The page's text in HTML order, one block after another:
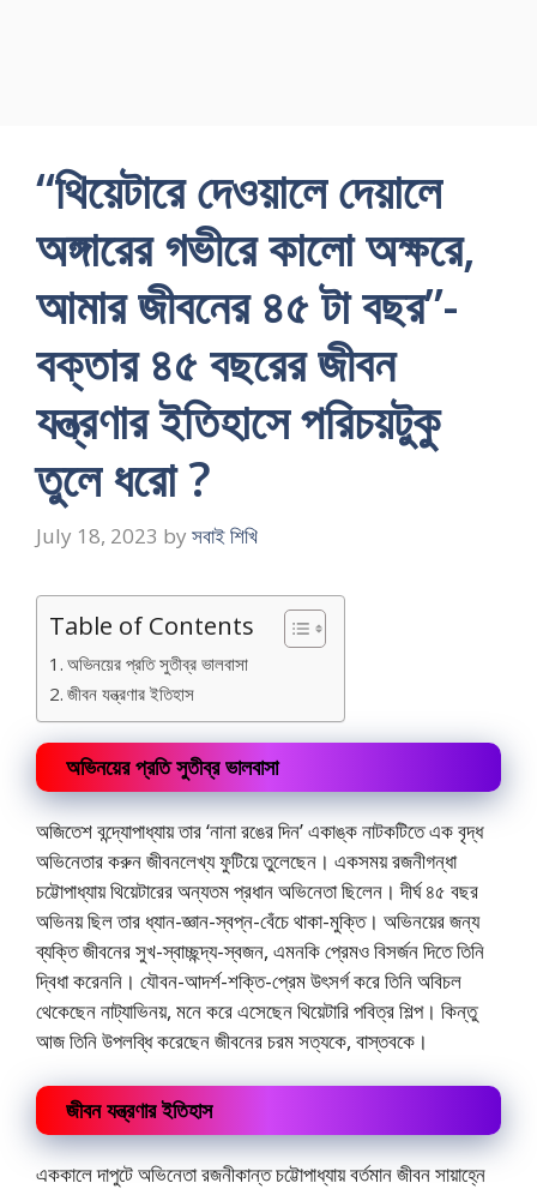
“থিয়েটারে দেওয়ালে দেয়ালে
অঙ্গারের গভীরে কালো অক্ষরে,
আমার জীবনের ৪৫ টা বছর”-
বক্তার ৪৫ বছরের জীবন
যন্ত্রণার ইতিহাসে পরিচয়টুকু
তুলে ধরো ?
July 18, 2023 by সবাই শিখি
Table of Contents
অভিনয়ের প্রতি সুতীব্র ভালবাসা
জীবন যন্ত্রণার ইতিহাস
অভিনয়ের প্রতি সুতীব্র ভালবাসা
অজিতেশ বন্দ্যোপাধ্যায় তার ‘নানা রঙের দিন’ একাঙ্ক নাটকটিতে এক বৃদ্ধ
অভিনেতার করুন জীবনলেখ্য ফুটিয়ে তুলেছেন। একসময় রজনীগন্ধা
চট্টোপাধ্যায় থিয়েটারের অন্যতম প্রধান অভিনেতা ছিলেন। দীর্ঘ ৪৫ বছর
অভিনয় ছিল তার ধ্যান-জ্ঞান-স্বপ্ন-বেঁচে থাকা-মুক্তি। অভিনয়ের জন্য
ব্যক্তি জীবনের সুখ-স্বাচ্ছন্দ্য-স্বজন, এমনকি প্রেমও বিসর্জন দিতে তিনি
দ্বিধা করেননি। যৌবন-আদর্শ-শক্তি-প্রেম উৎসর্গ করে তিনি অবিচল
থেকেছেন নাট্যাভিনয়, মনে করে এসেছেন থিয়েটারি পবিত্র শিল্প। কিন্তু
আজ তিনি উপলব্ধি করেছেন জীবনের চরম সত্যকে, বাস্তবকে।
জীবন যন্ত্রণার ইতিহাস
এককালে দাপুটে অভিনেতা রজনীকান্ত চট্টোপাধ্যায় বর্তমান জীবন সায়াহ্নে